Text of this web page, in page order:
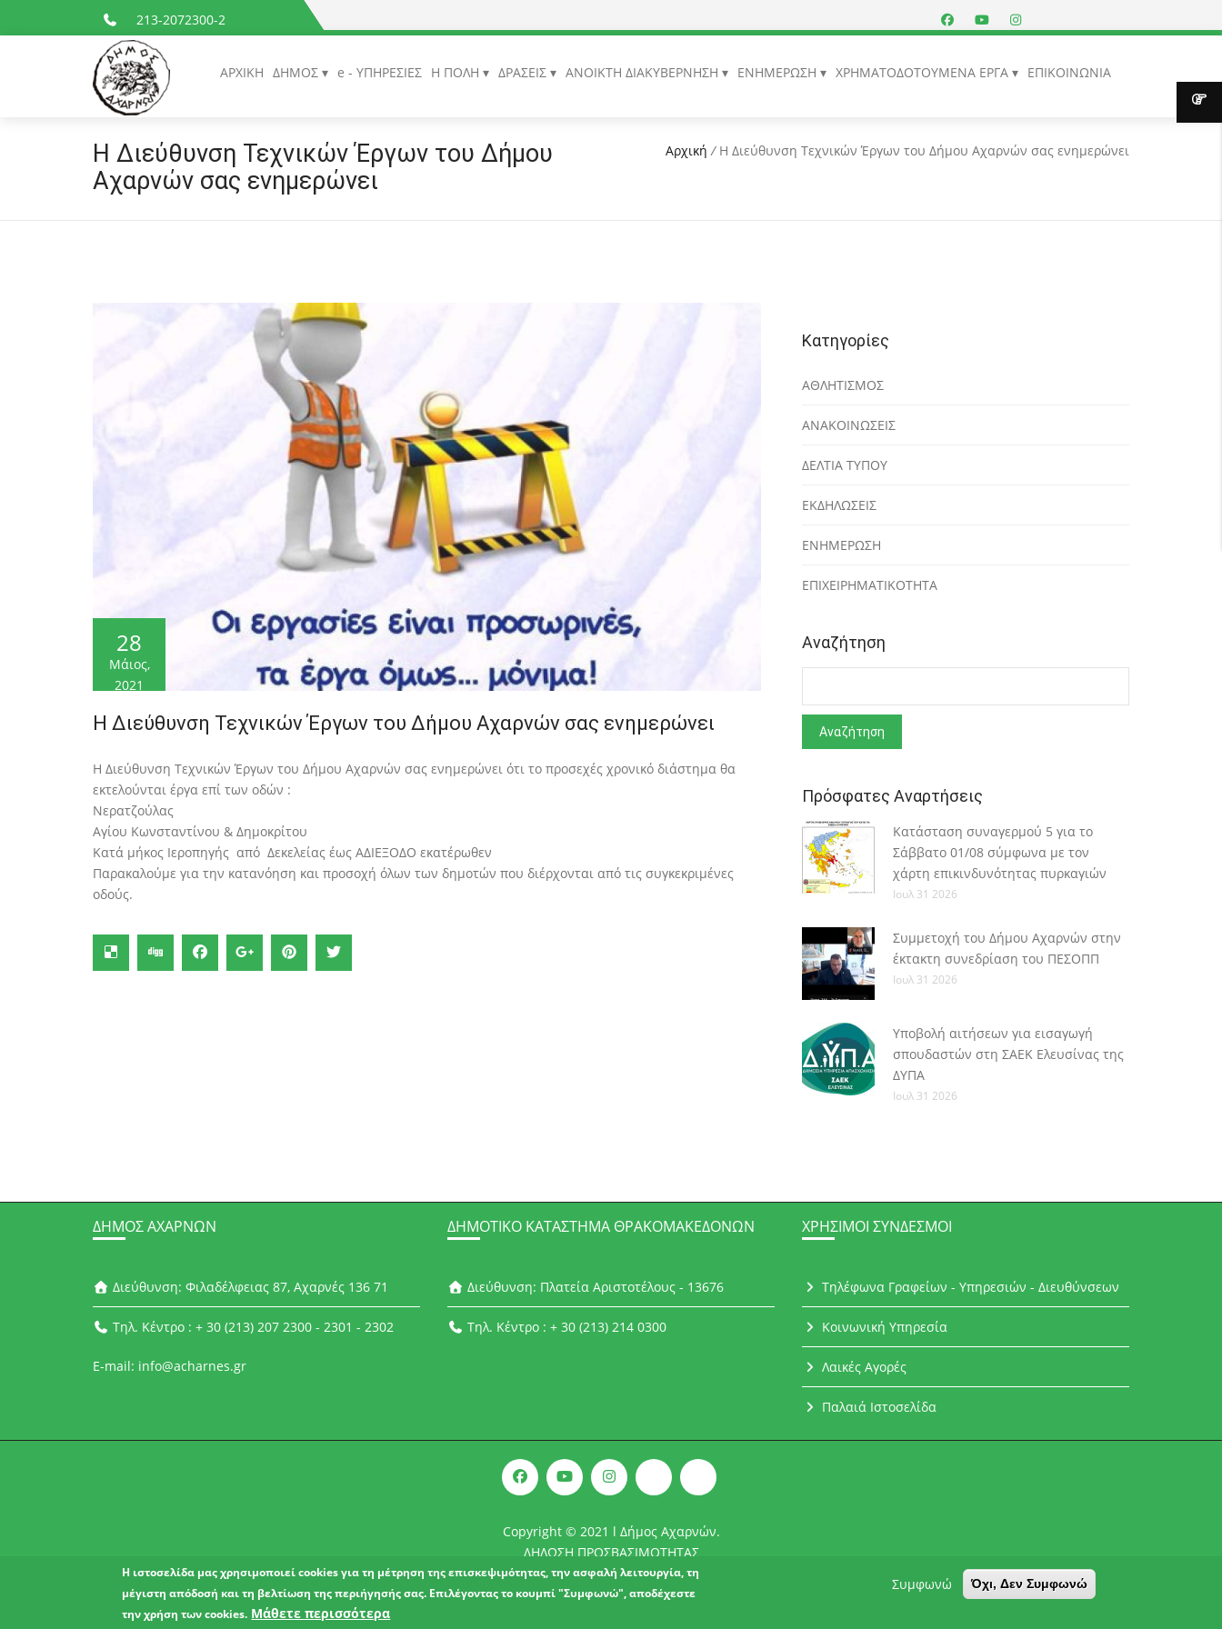
213-2072300-2
ΑΡΧΙΚΗ ΔΗΜΟΣ e - ΥΠΗΡΕΣΙΕΣ Η ΠΟΛΗ ΔΡΑΣΕΙΣ ΑΝΟΙΚΤΗ ΔΙΑΚΥΒΕΡΝΗΣΗ ΕΝΗΜΕΡΩΣΗ ΧΡΗΜΑΤΟΔΟΤΟΥΜΕΝΑ ΕΡΓΑ ΕΠΙΚΟΙΝΩΝΙΑ
Η Διεύθυνση Τεχνικών Έργων του Δήμου
Αχαρνών σας ενημερώνει
Αρχική / Η Διεύθυνση Τεχνικών Έργων του Δήμου Αχαρνών σας ενημερώνει
28
Μάιος,
2021
Η Διεύθυνση Τεχνικών Έργων του Δήμου Αχαρνών σας ενημερώνει
Η Διεύθυνση Τεχνικών Έργων του Δήμου Αχαρνών σας ενημερώνει ότι το προσεχές χρονικό διάστημα θα
εκτελούνται έργα επί των οδών :
Νερατζούλας
Αγίου Κωνσταντίνου & Δημοκρίτου
Κατά μήκος Ιεροπηγής από Δεκελείας έως ΑΔΙΕΞΟΔΟ εκατέρωθεν
Παρακαλούμε για την κατανόηση και προσοχή όλων των δημοτών που διέρχονται από τις συγκεκριμένες
οδούς.
Κατηγορίες
ΑΘΛΗΤΙΣΜΟΣ
ΑΝΑΚΟΙΝΩΣΕΙΣ
ΔΕΛΤΙΑ ΤΥΠΟΥ
ΕΚΔΗΛΩΣΕΙΣ
ΕΝΗΜΕΡΩΣΗ
ΕΠΙΧΕΙΡΗΜΑΤΙΚΟΤΗΤΑ
Αναζήτηση
Πρόσφατες Αναρτήσεις
Κατάσταση συναγερμού 5 για το
Σάββατο 01/08 σύμφωνα με τον
χάρτη επικινδυνότητας πυρκαγιών
Ιουλ 31 2026
Συμμετοχή του Δήμου Αχαρνών στην
έκτακτη συνεδρίαση του ΠΕΣΟΠΠ
Ιουλ 31 2026
Υποβολή αιτήσεων για εισαγωγή
σπουδαστών στη ΣΑΕΚ Ελευσίνας της
ΔΥΠΑ
Ιουλ 31 2026
ΔΉΜΟΣ ΑΧΑΡΝΏΝ
Διεύθυνση: Φιλαδέλφειας 87, Αχαρνές 136 71
Τηλ. Κέντρο : + 30 (213) 207 2300 - 2301 - 2302
E-mail: info@acharnes.gr
ΔΗΜΟΤΙΚΌ ΚΑΤΆΣΤΗΜΑ ΘΡΑΚΟΜΑΚΕΔΌΝΩΝ
Διεύθυνση: Πλατεία Αριστοτέλους - 13676
Τηλ. Κέντρο : + 30 (213) 214 0300
ΧΡΉΣΙΜΟΙ ΣΎΝΔΕΣΜΟΙ
Τηλέφωνα Γραφείων - Υπηρεσιών - Διευθύνσεων
Κοινωνική Υπηρεσία
Λαικές Αγορές
Παλαιά Ιστοσελίδα
Copyright © 2021 l Δήμος Αχαρνών.
ΔΗΛΩΣΗ ΠΡΟΣΒΑΣΙΜΟΤΗΤΑΣ
Η ιστοσελίδα μας χρησιμοποιεί cookies για τη μέτρηση της επισκεψιμότητας, την ασφαλή λειτουργία, τη
μέγιστη απόδοσή και τη βελτίωση της περιήγησής σας. Επιλέγοντας το κουμπί "Συμφωνώ", αποδέχεστε
την χρήση των cookies. Μάθετε περισσότερα
Συμφωνώ Όχι, Δεν Συμφωνώ